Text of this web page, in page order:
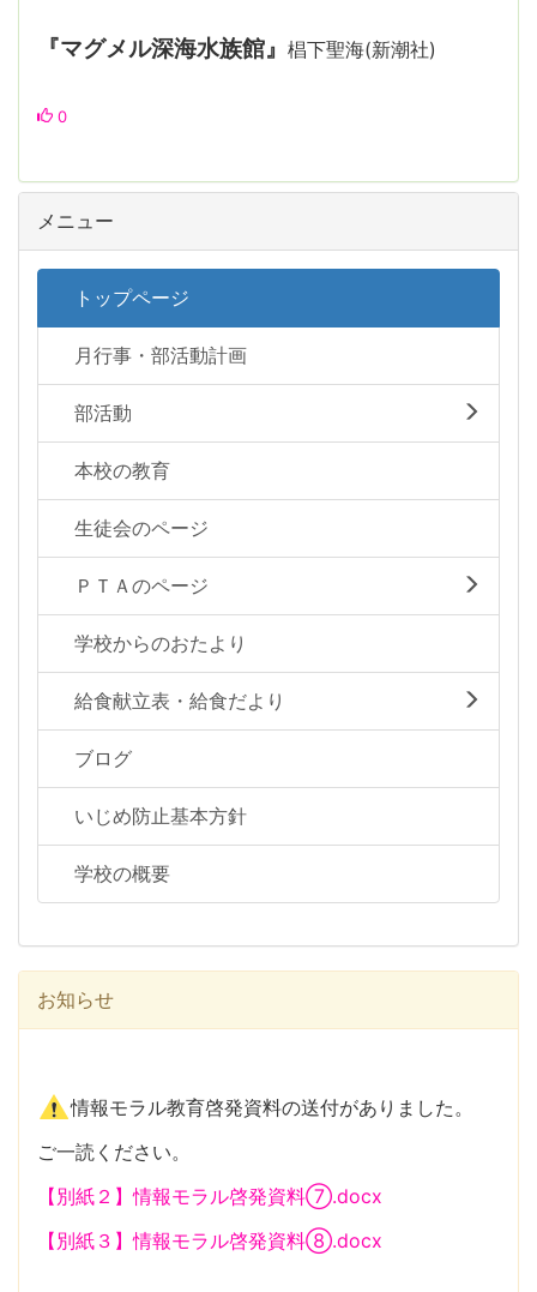
『マグメル深海水族館』 椙下聖海(新潮社)
0
メニュー
トップページ
月行事・部活動計画
部活動
本校の教育
生徒会のページ
ＰＴＡのページ
学校からのおたより
給食献立表・給食だより
ブログ
いじめ防止基本方針
学校の概要
お知らせ
情報モラル教育啓発資料の送付がありました。
ご一読ください。
【別紙２】情報モラル啓発資料⑦.docx
【別紙３】情報モラル啓発資料⑧.docx